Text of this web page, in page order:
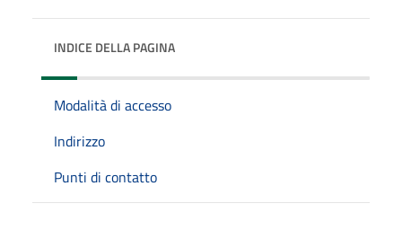
INDICE DELLA PAGINA
Modalità di accesso
Indirizzo
Punti di contatto